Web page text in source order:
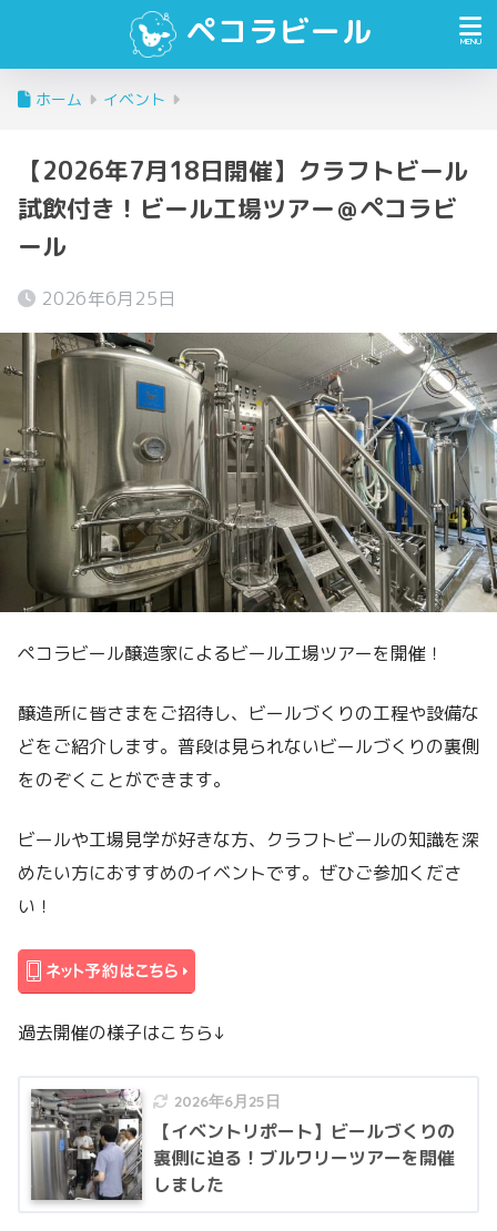
ペコラビール
ホーム イベント
【2026年7月18日開催】クラフトビール
試飲付き！ビール工場ツアー＠ペコラビ
ール
2026年6月25日
ペコラビール醸造家によるビール工場ツアーを開催！
醸造所に皆さまをご招待し、ビールづくりの工程や設備な
どをご紹介します。普段は見られないビールづくりの裏側
をのぞくことができます。
ビールや工場見学が好きな方、クラフトビールの知識を深
めたい方におすすめのイベントです。ぜひご参加くださ
い！
過去開催の様子はこちら↓
2026年6月25日
【イベントリポート】ビールづくりの
裏側に迫る！ブルワリーツアーを開催
しました